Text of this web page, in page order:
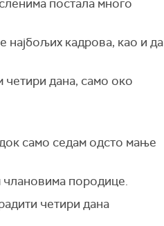
постала много
најбољих кадрова, као и да
четири дана, само око
само седам одсто мање
члановима породице.
четири дана